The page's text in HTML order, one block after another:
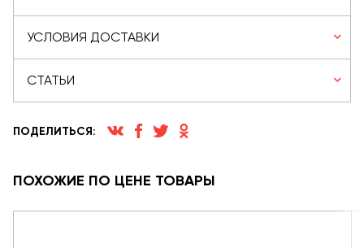
УСЛОВИЯ ДОСТАВКИ
СТАТЬИ
ПОДЕЛИТЬСЯ:
ПОХОЖИЕ ПО ЦЕНЕ ТОВАРЫ